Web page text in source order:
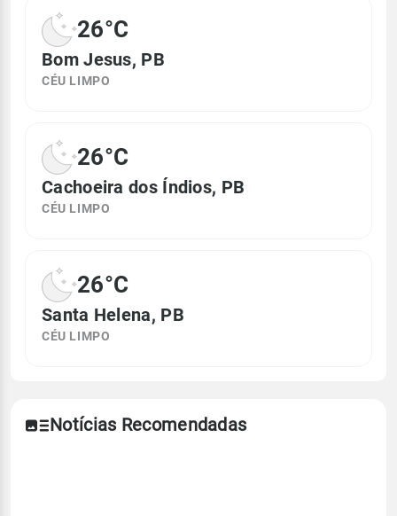
26°C
Bom Jesus, PB
CÉU LIMPO
26°C
Cachoeira dos Índios, PB
CÉU LIMPO
26°C
Santa Helena, PB
CÉU LIMPO
Notícias Recomendadas